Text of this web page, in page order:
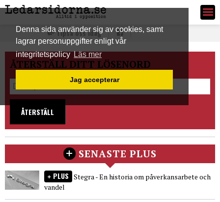
Denna sida använder sig av cookies, samt
lagrar personuppgifter enligt vår
integritetspolicyLäs mer
Jag accepterar
Ledarsidorna.se
Tipsa oss idag
ÅTERSTÄLL DITT LÖSENORD
ÅTERSTÄLL
SENASTE PLUS
PLUS Stegra - En historia om påverkansarbete och
vandel